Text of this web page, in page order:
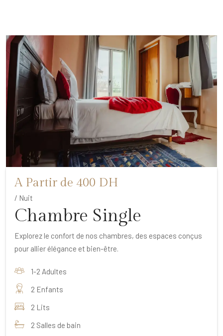
A Partir de 400 DH
/ Nuit
Chambre Single
Explorez le confort de nos chambres, des espaces conçus
pour allier élégance et bien-être.
1-2 Adultes
2 Enfants
2 Lits
2 Salles de bain